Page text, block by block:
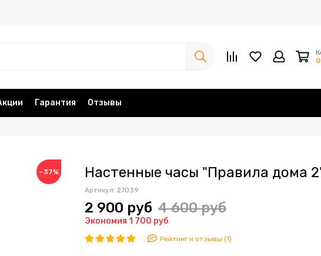
Гарантия Отзывы
−37% Настенные часы "Правила дома
Артикул: 27039
2 900 руб 4 600 руб
Экономия 1 700 руб
Рейтинг и отзывы (1)